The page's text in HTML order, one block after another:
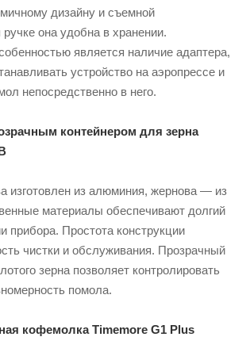
дизайну и съемной
она удобна в хранении.
является наличие адаптера,
устройство на аэропрессе и
непосредственно в него.
контейнером для зерна
изготовлен из алюминия, жернова — из
материалы обеспечивают долгий
прибора. Простота конструкции
чистки и обслуживания. Прозрачный
зерна позволяет контролировать
помола.
кофемолка Timemore G1 Plus